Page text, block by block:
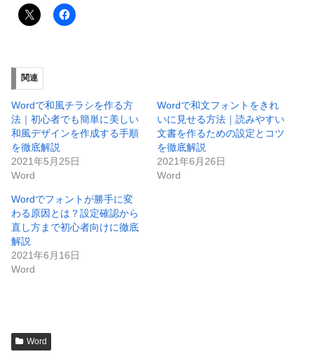
関連
Wordで和風チラシを作る方
法｜初心者でも簡単に美しい
和風デザインを作成する手順
を徹底解説
2021年5月25日
Word
Wordで和文フォントをきれ
いに見せる方法｜読みやすい
文書を作るための設定とコツ
を徹底解説
2021年6月26日
Word
Wordでフォントが勝手に変
わる原因とは？設定確認から
直し方まで初心者向けに徹底
解説
2021年6月16日
Word
Word